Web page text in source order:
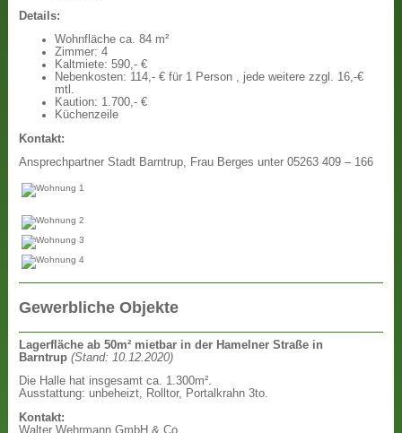
Details:
Wohnfläche ca. 84 m²
Zimmer: 4
Kaltmiete: 590,- €
Nebenkosten: 114,- € für 1 Person , jede weitere zzgl. 16,-€
mtl.
Kaution: 1.700,- €
Küchenzeile
Kontakt:
Ansprechpartner Stadt Barntrup, Frau Berges unter 05263 409 – 166
Gewerbliche Objekte
Lagerfläche ab 50m² mietbar in der Hamelner Straße in
Barntrup(Stand: 10.12.2020)
Die Halle hat insgesamt ca. 1.300m².
Ausstattung: unbeheizt, Rolltor, Portalkrahn 3to.
Kontakt:
Walter Wehrmann GmbH & Co.